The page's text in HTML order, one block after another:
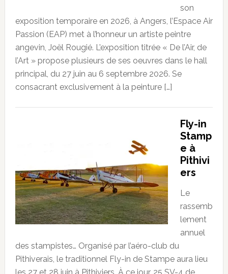
son
exposition temporaire en 2026, à Angers, l’Espace Air
Passion (EAP) met à l’honneur un artiste peintre
angevin, Joël Rougié. L’exposition titrée « De l’Air, de
l’Art » propose plusieurs de ses oeuvres dans le hall
principal, du 27 juin au 6 septembre 2026. Se
consacrant exclusivement à la peinture […]
Fly-in
Stamp
e à
Pithivi
ers
Le
rassemb
lement
annuel
des stampistes… Organisé par l’aéro-club du
Pithiverais, le traditionnel Fly-in de Stampe aura lieu
les 27 et 28 juin à Pithiviers. À ce jour, 25 SV-4 de